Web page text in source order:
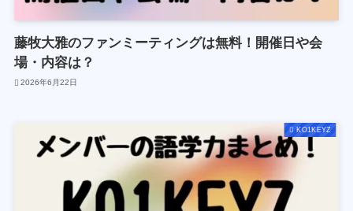
藤牧大雅のファンミーティングは無料！開催日や会
場・内容は？
2026年6月22日
KO1KEYZ